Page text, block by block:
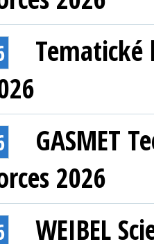
Tematické
GASMET
2026
WEIBEL